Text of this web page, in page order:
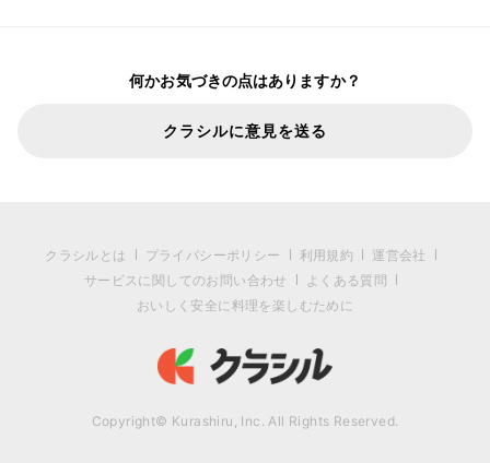
何かお気づきの点はありますか？
クラシルに意見を送る
クラシルとは プライバシーポリシー 利用規約
運営会社
サービスに関してのお問い合わせ
よくある質問
おいしく安全に料理を楽しむために
Copyright© Kurashiru, Inc. All Rights Reserved.